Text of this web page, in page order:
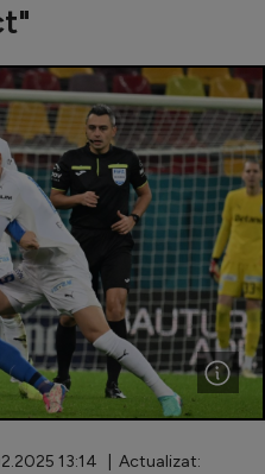
13:14 | Actualizat: